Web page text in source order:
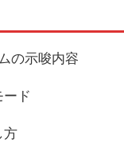
の示唆内容
ード
方